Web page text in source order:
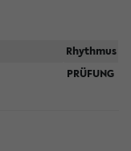
Rhythmus
PRÜFUNG